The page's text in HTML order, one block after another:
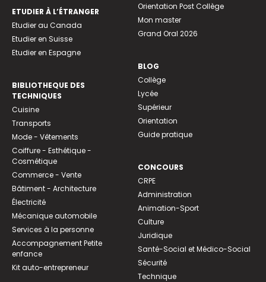
ETUDIER À L’ÉTRANGER
Etudier au Canada
Etudier en Suisse
Etudier en Espagne
BIBLIOTHEQUE DES
TECHNIQUES
Cuisine
Transports
Mode - Vêtements
Coiffure - Esthétique -
Cosmétique
Commerce - Vente
Bâtiment - Architecture
Électricité
Mécanique automobile
Services à la personne
Accompagnement Petite
enfance
Kit auto-entrepreneur
Orientation Post Collège
Mon master
Grand Oral 2026
BLOG
Collège
Lycée
Supérieur
Orientation
Guide pratique
CONCOURS
CRPE
Administration
Animation-Sport
Culture
Juridique
Santé-Social et Médico-Social
Sécurité
Technique